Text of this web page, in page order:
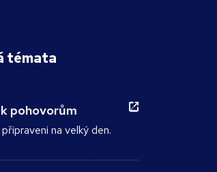
témata
pohovorům
na velký den.